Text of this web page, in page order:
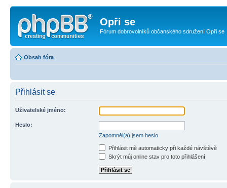
Opři se
Fórum dobrovolníků občanského sdružení Opři se
Obsah fóra
Přihlásit se
Uživatelské jméno:
Heslo:
Zapomněl(a) jsem heslo
Přihlásit mě automaticky při každé návštěvě
Skrýt můj online stav pro toto přihlášení